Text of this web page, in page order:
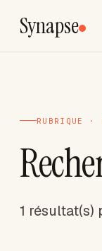
Synapse
RUBRIQUE ·
1 résultat(s)